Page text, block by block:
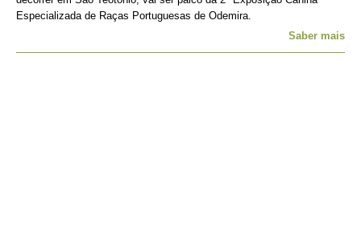
Especializada de Raças Portuguesas de Odemira.
Saber mais